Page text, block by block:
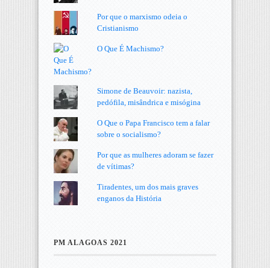
Por que o marxismo odeia o
Cristianismo
O Que É Machismo?
Simone de Beauvoir: nazista,
pedófila, misândrica e misógina
O Que o Papa Francisco tem a falar
sobre o socialismo?
Por que as mulheres adoram se fazer
de vítimas?
Tiradentes, um dos mais graves
enganos da História
PM ALAGOAS 2021